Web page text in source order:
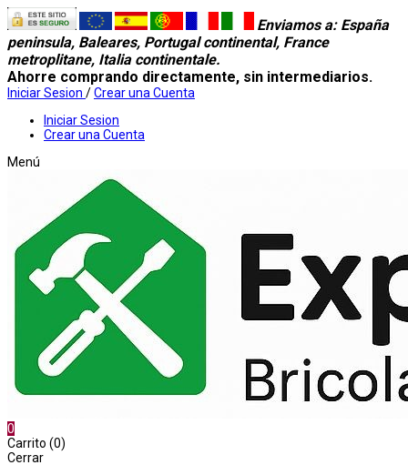
Enviamos a: España
peninsula, Baleares, Portugal continental, France
metroplitane, Italia continentale.
Ahorre comprando directamente, sin intermediarios.
Iniciar Sesion /Crear una Cuenta
Iniciar Sesion
Crear una Cuenta
Menú
0
Carrito (0)
Cerrar